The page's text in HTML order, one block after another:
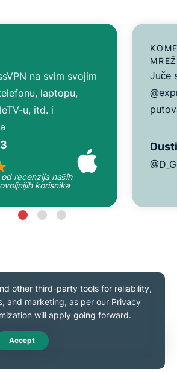
na svim svojim
laptopu,
u, itd. i
recenzija naših
korisnika
Juče
što je viđeno na